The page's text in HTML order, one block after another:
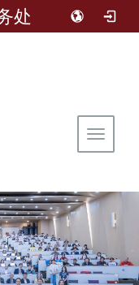
处
Toggle